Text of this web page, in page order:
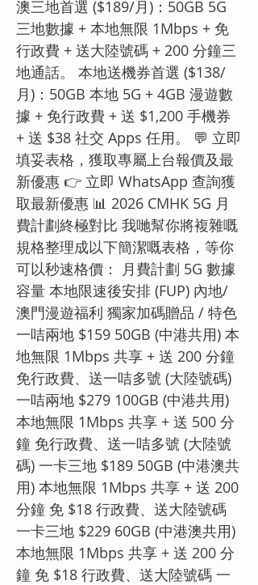
澳三地首選 ($189/月)：50GB 5G
三地數據 + 本地無限 1Mbps + 免
行政費 + 送大陸號碼 + 200 分鐘三
地通話。 本地送機券首選 ($138/
月)：50GB 本地 5G + 4GB 漫遊數
據 + 免行政費 + 送 $1,200 手機券
+ 送 $38 社交 Apps 任用。 💬 立即
填妥表格，獲取專屬上台報價及最
新優惠 👉 立即 WhatsApp 查詢獲
取最新優惠 📊 2026 CMHK 5G 月
費計劃終極對比 我哋幫你將複雜嘅
規格整理成以下簡潔嘅表格，等你
可以秒速格價： 月費計劃 5G 數據
容量 本地限速後安排 (FUP) 內地/
澳門漫遊福利 獨家加碼贈品 / 特色
一咭兩地 $159 50GB (中港共用) 本
地無限 1Mbps 共享 + 送 200 分鐘
免行政費、送一咭多號 (大陸號碼)
一咭兩地 $279 100GB (中港共用)
本地無限 1Mbps 共享 + 送 500 分
鐘 免行政費、送一咭多號 (大陸號
碼) 一卡三地 $189 50GB (中港澳共
用) 本地無限 1Mbps 共享 + 送 200
分鐘 免 $18 行政費、送大陸號碼
一卡三地 $229 60GB (中港澳共用)
本地無限 1Mbps 共享 + 送 200 分
鐘 免 $18 行政費、送大陸號碼 一